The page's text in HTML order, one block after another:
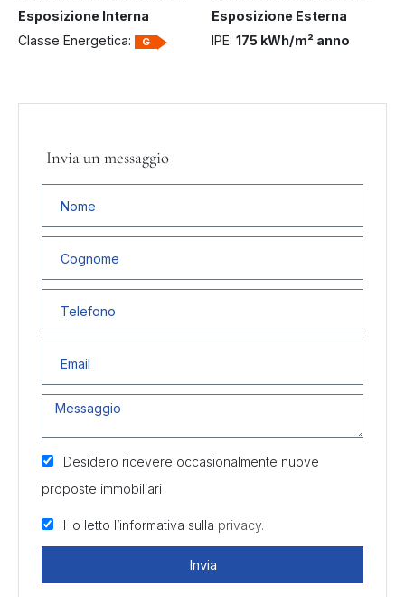
Esposizione Interna
Esposizione Esterna
Classe Energetica:
G IPE: 175 kWh/m² anno
Invia un messaggio
Desidero ricevere occasionalmente nuove
proposte immobiliari
Ho letto l’informativa sulla privacy.
Invia